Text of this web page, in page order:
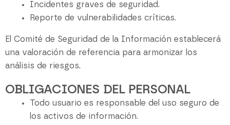
Incidentes graves de seguridad.
Reporte de vulnerabilidades críticas.
El Comité de Seguridad de la Información establecerá
una valoración de referencia para armonizar los
análisis de riesgos.
OBLIGACIONES DEL PERSONAL
Todo usuario es responsable del uso seguro de
los activos de información.